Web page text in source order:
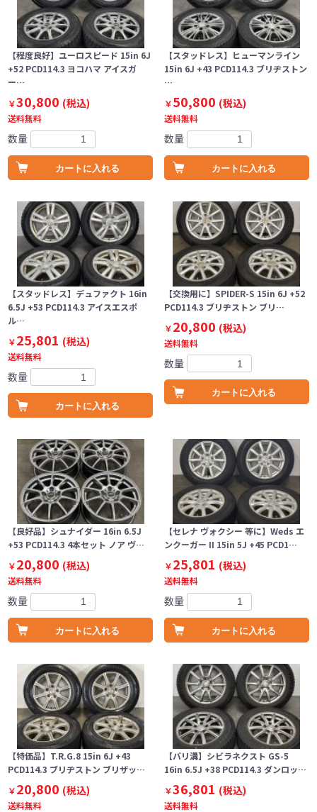
【程度良好】ユーロスピード 15in 6J
+52 PCD114.3 ヨコハマ アイスガ
ー…
￥30,800 (税込)
送料無料
数量
カートに入れる
【スタッドレス】ヒューマンライン
15in 6J +43 PCD114.3 ブリヂストン
…
￥50,800 (税込)
送料無料
数量
カートに入れる
【スタッドレス】デュファクト 16in
6.5J +53 PCD114.3 アイスエスポ
ル…
￥25,801 (税込)
送料無料
数量
カートに入れる
【交換用に】SPIDER-S 15in 6J +52
PCD114.3 ブリヂストン ブリ…
￥20,800 (税込)
送料無料
数量
カートに入れる
【良好品】シュナイダー 16in 6.5J
+53 PCD114.3 4本セット ノア ヴ…
￥20,800 (税込)
送料無料
数量
カートに入れる
【セレナ ヴォクシー 等に】Weds エ
ンクーガー II 15in 5J +45 PCD1…
￥25,801 (税込)
送料無料
数量
カートに入れる
【特価品】T.R.G.8 15in 6J +43
PCD114.3 ブリヂストン ブリザッ…
￥20,800 (税込)
送料無料
【バリ溝】シビラネクスト GS-5
16in 6.5J +38 PCD114.3 ダンロッ…
￥36,801 (税込)
送料無料